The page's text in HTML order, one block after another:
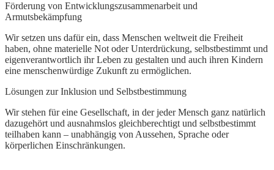
Förderung von Entwicklungszusammenarbeit und
Armutsbekämpfung
Wir setzen uns dafür ein, dass Menschen weltweit die Freiheit
haben, ohne materielle Not oder Unterdrückung, selbstbestimmt und
eigenverantwortlich ihr Leben zu gestalten und auch ihren Kindern
eine menschenwürdige Zukunft zu ermöglichen.
Lösungen zur Inklusion und Selbstbestimmung
Wir stehen für eine Gesellschaft, in der jeder Mensch ganz natürlich
dazugehört und ausnahmslos gleichberechtigt und selbstbestimmt
teilhaben kann – unabhängig von Aussehen, Sprache oder
körperlichen Einschränkungen.